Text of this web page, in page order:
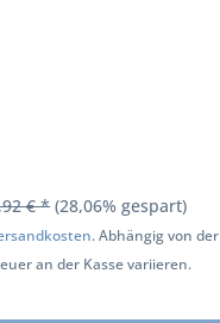
€ * (28,06% gespart)
. Abhängig von der
an der Kasse variieren.